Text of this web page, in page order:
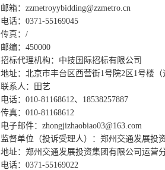
邮箱： zzmetroyybidding@zzmetro.cn
电话： 0371-55169045
传真： /
邮编： 450000
招标代理机构：中技国际招标有限公司
地址：北京市丰台区西营街1号院2区1号楼
联系人：田艺
电话： 010-81168612、18538257887
传真： 010-81168612
电子邮件： zhongjizhaobiao03@163.com
监督单位 （投诉受理人） ： 郑州交通发展投
地址： 郑州交通发展投资集团有限公司运营
电话： 0371-55169022